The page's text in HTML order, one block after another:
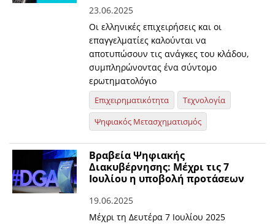
23.06.2025
Οι ελληνικές επιχειρήσεις και οι
επαγγελματίες καλούνται να
αποτυπώσουν τις ανάγκες του κλάδου,
συμπληρώνοντας ένα σύντομο
ερωτηματολόγιο
Επιχειρηματικότητα
Τεχνολογία
Ψηφιακός Μετασχηματισμός
Βραβεία Ψηφιακής
Διακυβέρνησης: Μέχρι τις 7
Ιουλίου η υποβολή προτάσεων
19.06.2025
Μέχρι τη Δευτέρα 7 Ιουλίου 2025